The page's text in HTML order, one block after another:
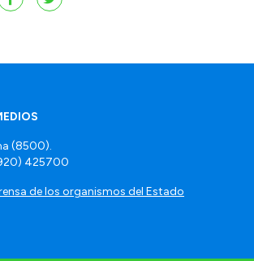
(8500).
425700
de los organismos del Estado